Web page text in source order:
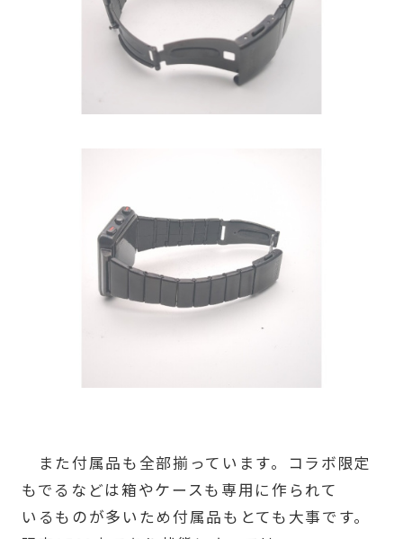
また付属品も全部揃っています。コラボ限定
もでるなどは箱やケースも専用に作られて
いるものが多いため付属品もとても大事です。